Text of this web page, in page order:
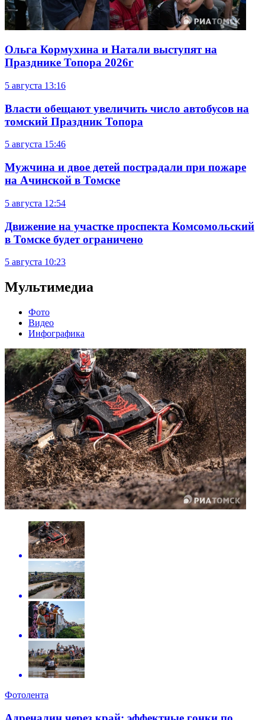
Ольга Кормухина и Натали выступят на
Празднике Топора 2026г
5 августа 13:16
Власти обещают увеличить число автобусов на
томский Праздник Топора
5 августа 15:46
Мужчина и двое детей пострадали при пожаре
на Ачинской в Томске
5 августа 12:54
Движение на участке проспекта Комсомольский
в Томске будет ограничено
5 августа 10:23
Мультимедиа
Фото
Видео
Инфографика
Фотолента